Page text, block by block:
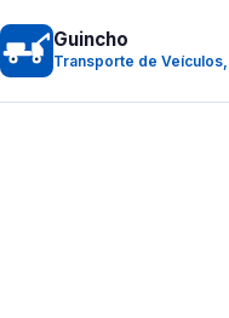
Guincho
Transporte de